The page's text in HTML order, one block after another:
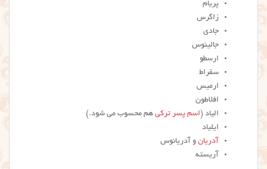
پریام
زاگرس
جادی
جالینوس
ارسطو
سقراط
ارمیس
افلاطون
الیاد (اسم پسر ترکی هم محسوب می شود.)
ایلیاد
آدریان و آدریانوس
آریسته